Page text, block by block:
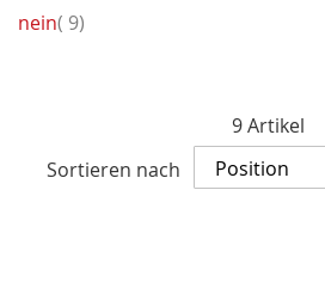
9Artikel
Sortieren nach
nein 9Artikel